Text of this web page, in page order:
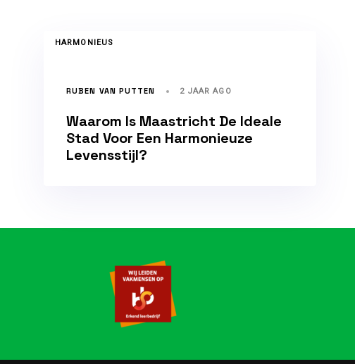
TAGSHARMONIEUS
RUBEN VAN PUTTEN 2 JAAR AGO
Waarom Is Maastricht De Ideale
Stad Voor Een Harmonieuze
Levensstijl?